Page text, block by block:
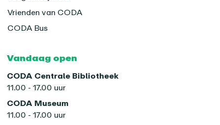
Vrienden van CODA
CODA Bus
Vandaag open
CODA Centrale Bibliotheek
11.00 - 17.00 uur
CODA Museum
11.00 - 17.00 uur